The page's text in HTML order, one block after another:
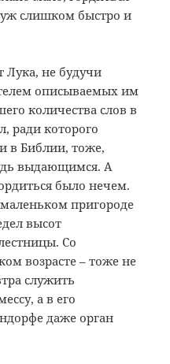
слишком быстро и
Лука, не будучи
описываемых им
количества слов в
ради которого
в Библии, тоже,
выдающимся. А
было нечем.
пригороде
высот
Со
возрасте – тоже не
служить
а в его
даже орган